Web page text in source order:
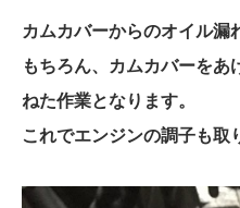
カムカバーからのオイル漏
もちろん、カムカバーを
ねた作業となります。
これでエンジンの調子も取